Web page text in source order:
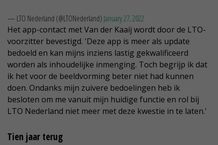
— LTO Nederland (@LTONederland) January 27, 2022
Het app-contact met Van der Kaaij wordt door de LTO-
voorzitter bevestigd. 'Deze app is meer als update
bedoeld en kan mijns inziens lastig gekwalificeerd
worden als inhoudelijke inmenging. Toch begrijp ik dat
ik het voor de beeldvorming beter niet had kunnen
doen. Ondanks mijn zuivere bedoelingen heb ik
besloten om me vanuit mijn huidige functie en rol bij
LTO Nederland niet meer met deze kwestie in te laten.'
Tien jaar terug